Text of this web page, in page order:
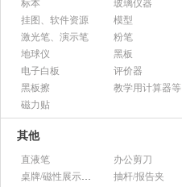
标本
玻璃仪器
挂图、软件资源
模型
激光笔、演示笔
粉笔
地球仪
黑板
电子白板
评价器
黑板擦
教学用计算器等
磁力贴
其他
直液笔
办公剪刀
桌牌/磁性展示帖/证件框
抽杆/报告夹